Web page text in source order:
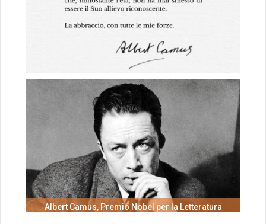
Albert Camus, Premio Nobel per la Letteratura